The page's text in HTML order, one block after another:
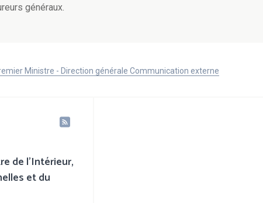
généraux.
Ministre - Direction générale Communication externe
de l’Intérieur,
et du